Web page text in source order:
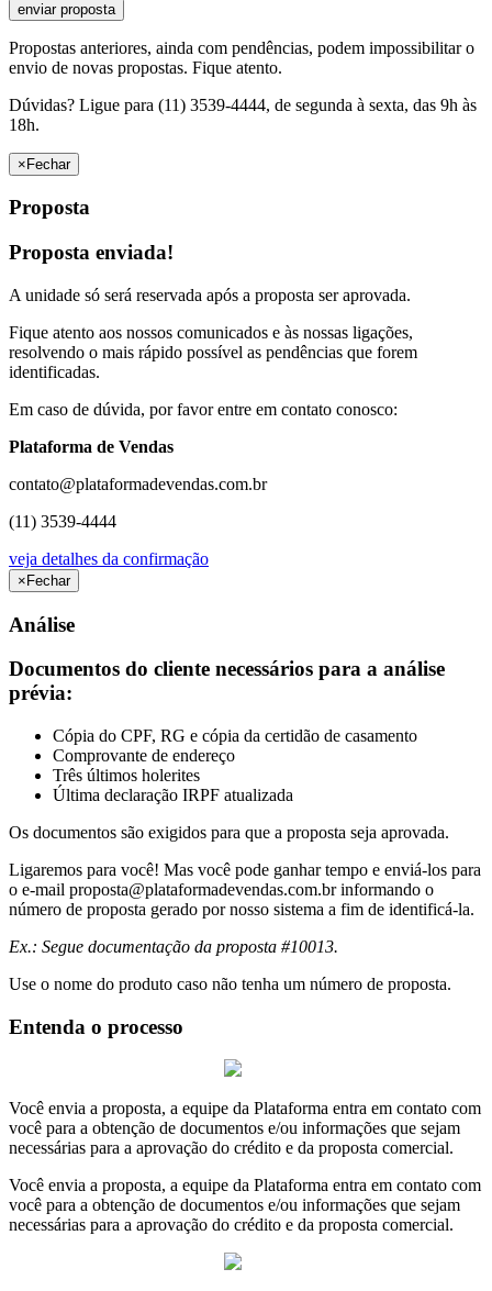
Propostas anteriores, ainda com pendências, podem impossibilitar o
envio de novas propostas. Fique atento.
Dúvidas? Ligue para (11) 3539-4444, de segunda à sexta, das 9h às
18h.
×Fechar
Proposta
Proposta enviada!
A unidade só será reservada após a proposta ser aprovada.
Fique atento aos nossos comunicados e às nossas ligações,
resolvendo o mais rápido possível as pendências que forem
identificadas.
Em caso de dúvida, por favor entre em contato conosco:
Plataforma de Vendas
contato@plataformadevendas.com.br
(11) 3539-4444
veja detalhes da confirmação
× Fechar
Análise
Documentos do cliente necessários para a análise
prévia:
Cópia do CPF, RG e cópia da certidão de casamento
Comprovante de endereço
Três últimos holerites
Última declaração IRPF atualizada
Os documentos são exigidos para que a proposta seja aprovada.
Ligaremos para você! Mas você pode ganhar tempo e enviá-los para
o e-mail proposta@plataformadevendas.com.brinformando o
número de proposta gerado por nosso sistema a fim de identificá-la.
Ex.: Segue documentação da proposta #10013.
Use o nome do produto caso não tenha um número de proposta.
Entenda o processo
Você envia a proposta, a equipe da Plataforma entra em contato com
você para a obtenção de documentos e/ou informações que sejam
necessárias para a aprovação do crédito e da proposta comercial.
Você envia a proposta, a equipe da Plataforma entra em contato com
você para a obtenção de documentos e/ou informações que sejam
necessárias para a aprovação do crédito e da proposta comercial.